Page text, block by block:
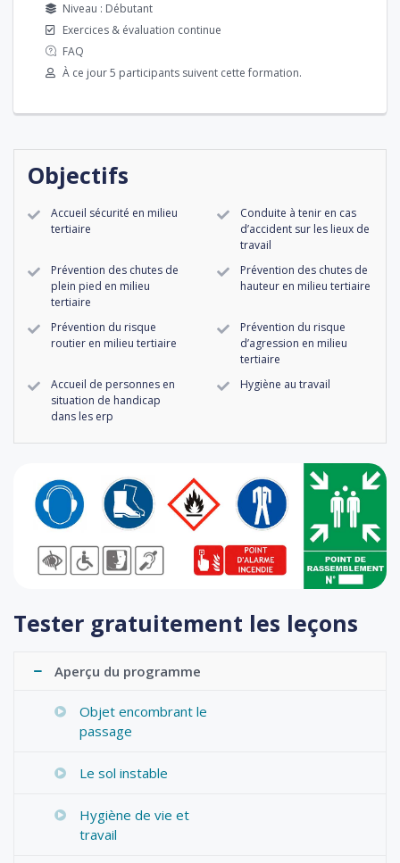
Niveau : Débutant
Exercices & évaluation continue
FAQ
À ce jour 5 participants suivent cette formation.
Objectifs
Accueil sécurité en milieu
tertiaire
Conduite à tenir en cas
d’accident sur les lieux de
travail
Prévention des chutes de
plein pied en milieu
tertiaire
Prévention des chutes de
hauteur en milieu tertiaire
Prévention du risque
routier en milieu tertiaire
Prévention du risque
d’agression en milieu
tertiaire
Accueil de personnes en
situation de handicap
dans les erp
Hygiène au travail
Tester gratuitement les leçons
Aperçu du programme
Objet encombrant le
passage
Le sol instable
Hygiène de vie et
travail